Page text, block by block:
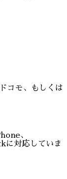
コモ、もしくは
、
対応していま